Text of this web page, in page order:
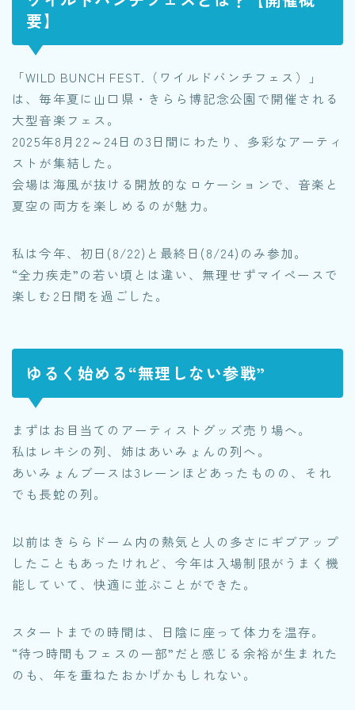
要】
「WILD BUNCH FEST.（ワイルドバンチフェス）」
は、毎年夏に山口県・きらら博記念公園で開催される
大型音楽フェス。
2025年8月22～24日の3日間にわたり、多彩なアーティ
ストが集結した。
会場は海風が抜ける開放的なロケーションで、音楽と
夏空の両方を楽しめるのが魅力。
私は今年、初日(8/22)と最終日(8/24)のみ参加。
“全力疾走”の若い頃とは違い、無理せずマイペースで
楽しむ2日間を過ごした。
ゆるく始める“無理しない参戦”
まずはお目当てのアーティストグッズ売り場へ。
私はレキシの列、姉はあいみょんの列へ。
あいみょんブースは3レーンほどあったものの、それ
でも長蛇の列。
以前はきららドーム内の熱気と人の多さにギブアップ
したこともあったけれど、今年は入場制限がうまく機
能していて、快適に並ぶことができた。
スタートまでの時間は、日陰に座って体力を温存。
“待つ時間もフェスの一部”だと感じる余裕が生まれた
のも、年を重ねたおかげかもしれない。